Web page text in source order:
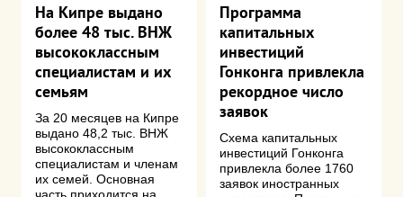
На Кипре выдано
более 48 тыс. ВНЖ
высококлассным
специалистам и их
семьям
За 20 месяцев на Кипре
выдано 48,2 тыс. ВНЖ
высококлассным
специалистам и членам
их семей. Основная
часть приходится на
Программа
капитальных
инвестиций
Гонконга привлекла
рекордное число
заявок
Схема капитальных
инвестиций Гонконга
привлекла более 1760
заявок иностранных